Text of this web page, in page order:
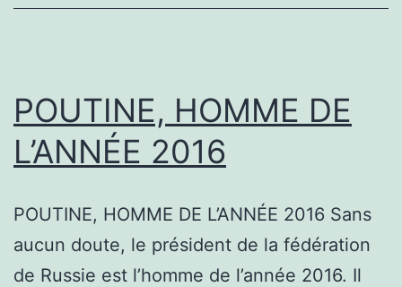
POUTINE, HOMME DE
L’ANNÉE 2016
POUTINE, HOMME DE L’ANNÉE 2016 Sans
aucun doute, le président de la fédération
de Russie est l’homme de l’année 2016. Il